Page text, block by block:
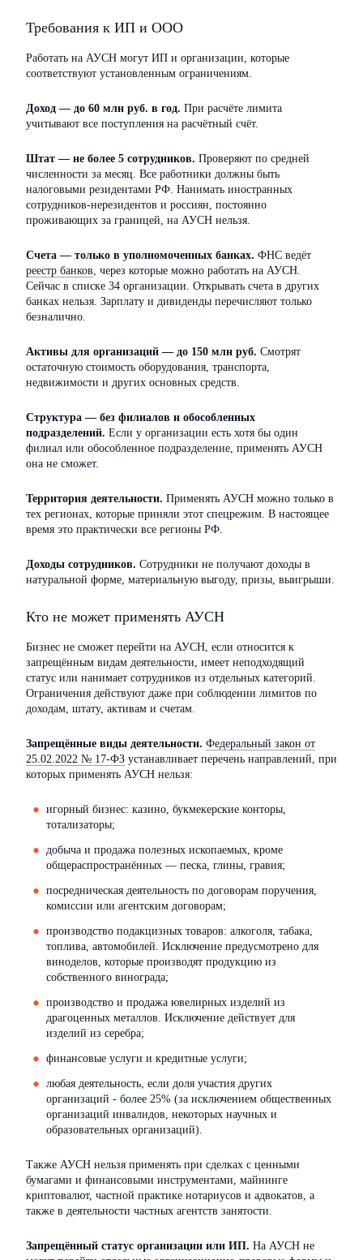
Требования к ИП и ООО
Работать на АУСН могут ИП и организации, которые
соответствуют установленным ограничениям.
Доход — до 60 млн руб. в год. При расчёте лимита
учитывают все поступления на расчётный счёт.
Штат — не более 5 сотрудников. Проверяют по средней
численности за месяц. Все работники должны быть
налоговыми резидентами РФ. Нанимать иностранных
сотрудников-нерезидентов и россиян, постоянно
проживающих за границей, на АУСН нельзя.
Счета — только в уполномоченных банках. ФНС ведёт
реестр банков, через которые можно работать на АУСН.
Сейчас в списке 34 организации. Открывать счета в других
банках нельзя. Зарплату и дивиденды перечисляют только
безналично.
Активы для организаций — до 150 млн руб. Смотрят
остаточную стоимость оборудования, транспорта,
недвижимости и других основных средств.
Структура — без филиалов и обособленных
подразделений. Если у организации есть хотя бы один
филиал или обособленное подразделение, применять АУСН
она не сможет.
Территория деятельности. Применять АУСН можно только в
тех регионах, которые приняли этот спецрежим. В настоящее
время это практически все регионы РФ.
Доходы сотрудников. Сотрудники не получают доходы в
натуральной форме, материальную выгоду, призы, выигрыши.
Кто не может применять АУСН
Бизнес не сможет перейти на АУСН, если относится к
запрещённым видам деятельности, имеет неподходящий
статус или нанимает сотрудников из отдельных категорий.
Ограничения действуют даже при соблюдении лимитов по
доходам, штату, активам и счетам.
Запрещённые виды деятельности. Федеральный закон от
25.02.2022 № 17-ФЗ устанавливает перечень направлений, при
которых применять АУСН нельзя:
игорный бизнес: казино, букмекерские конторы,
тотализаторы;
добыча и продажа полезных ископаемых, кроме
общераспространённых — песка, глины, гравия;
посредническая деятельность по договорам поручения,
комиссии или агентским договорам;
производство подакцизных товаров: алкоголя, табака,
топлива, автомобилей. Исключение предусмотрено для
виноделов, которые производят продукцию из
собственного винограда;
производство и продажа ювелирных изделий из
драгоценных металлов. Исключение действует для
изделий из серебра;
финансовые услуги и кредитные услуги;
любая деятельность, если доля участия других
организаций - более 25% (за исключением общественных
организаций инвалидов, некоторых научных и
образовательных организаций).
Также АУСН нельзя применять при сделках с ценными
бумагами и финансовыми инструментами, майнинге
криптовалют, частной практике нотариусов и адвокатов, а
также в деятельности частных агентств занятости.
Запрещённый статус организации или ИП. На АУСН не